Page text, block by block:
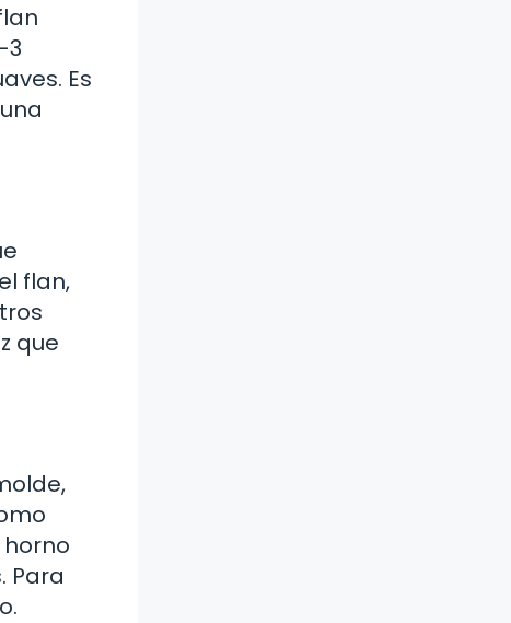
3
Es
flan,
que
Para